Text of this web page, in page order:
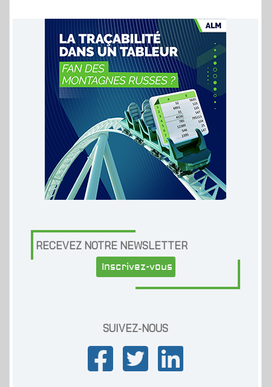
RECEVEZ NOTRE NEWSLETTER
Inscrivez-vous
SUIVEZ-NOUS